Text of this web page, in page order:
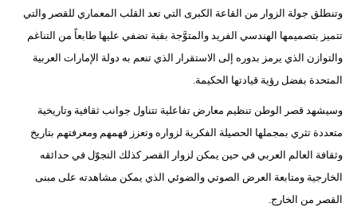
وتنطلق جولة الزوار من القاعة الكبرى التي تعد القلب المعماري للقصر والتي
تتميز بتصميمها الهندسي الفريد والمتوَّجة بقبة تضفي عليها طابعاً من التناغم
والتوازن الذي يرمز بدوره إلى الاستقرار الذي تنعم به دولة الإمارات العربية
المتحدة بفضل رؤية قيادتها الحكيمة.
وسيشهد قصر الوطن تنظيم معارض تفاعلية تتناول جوانب ثقافية وتاريخية
متعددة تثري بمجملها الحصيلة الفكرية لزواره وتعزز فهمهم ومعرفتهم بتاريخ
وثقافة العالم العربي في حين يمكن لزوار القصر كذلك التجوّل في حدائقه
الخارجية ومتابعة العرض الصوتي والضوئي الذي يمكن مشاهدته على مبنى
القصر من الخارج.